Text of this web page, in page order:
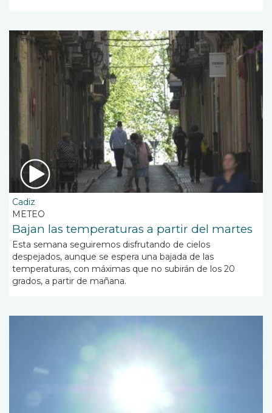
Cadiz
METEO
Bajan las temperaturas a partir del martes
Esta semana seguiremos disfrutando de cielos
despejados, aunque se espera una bajada de las
temperaturas, con máximas que no subirán de los 20
grados, a partir de mañana.